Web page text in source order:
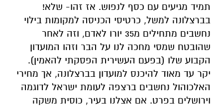
תמיד מגיעים עם כסף לנפוש. אז זהו- שלא!
בברצלונה למשל, כרטיסי הכניסה למקומות בילוי
נחשבים מתחילים מ35 יורו לאדם, וזה לאחר
שהובטח שמסי מחכה לנו על הבר וזהו המועדון
הקבוע שלו (בפעם העשירית הפסקתי להאמין).
יקר עד מאוד להיכנס למועדון בברצלונה, אך מחירי
האלכוהול נחשבים ברצפה לעומת ישראל לדוגמה
וירושלים בפרט. אם אצלנו בעיר, כוסית משקה